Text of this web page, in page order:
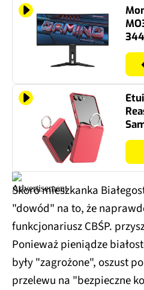
ms
Skoro mieszkanka
"dowód" na to, że
funkcjonariusz CBŚP.
Ponieważ pieniądze
były "zagrożone", oszust
przelewu na "bezpieczne